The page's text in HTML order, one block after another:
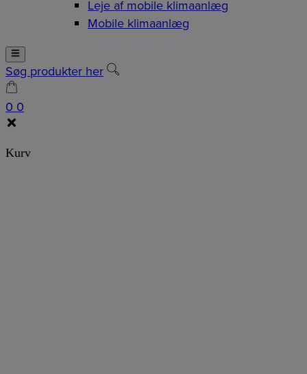
Leje af mobile klimaanlæg
Mobile klimaanlæg
Søg produkter her
0 0
Kurv